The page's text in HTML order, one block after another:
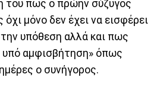
του πως ο πρώην σύζυγος
μόνο δεν έχει να εισφέρει
υπόθεση αλλά και πως
υπό αμφισβήτηση» όπως
ο συνήγορος.